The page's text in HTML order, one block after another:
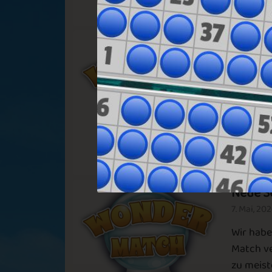
Late Bloom
On the Road Brown
Snow on the Hill
New Year's
Resolution
Neue
4. Jun,
Wir
Match
zu
jetzt
Neue
Wir
Match
zu